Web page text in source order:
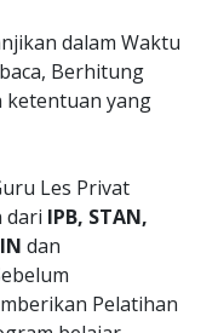
dalam Waktu
Berhitung
ketentuan yang
Les Privat
dari IPB, STAN,
dan
Pelatihan